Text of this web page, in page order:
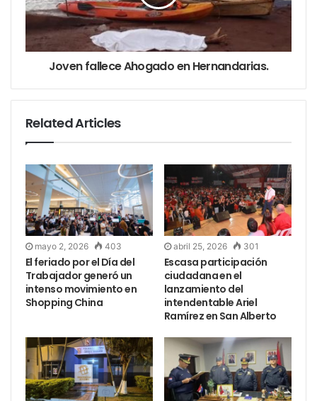
Joven fallece Ahogado en Hernandarias.
Related Articles
mayo 2, 2026 403
El feriado por el Día del
Trabajador generó un
intenso movimiento en
Shopping China
abril 25, 2026 301
Escasa participación
ciudadana en el
lanzamiento del
intendentable Ariel
Ramírez en San Alberto